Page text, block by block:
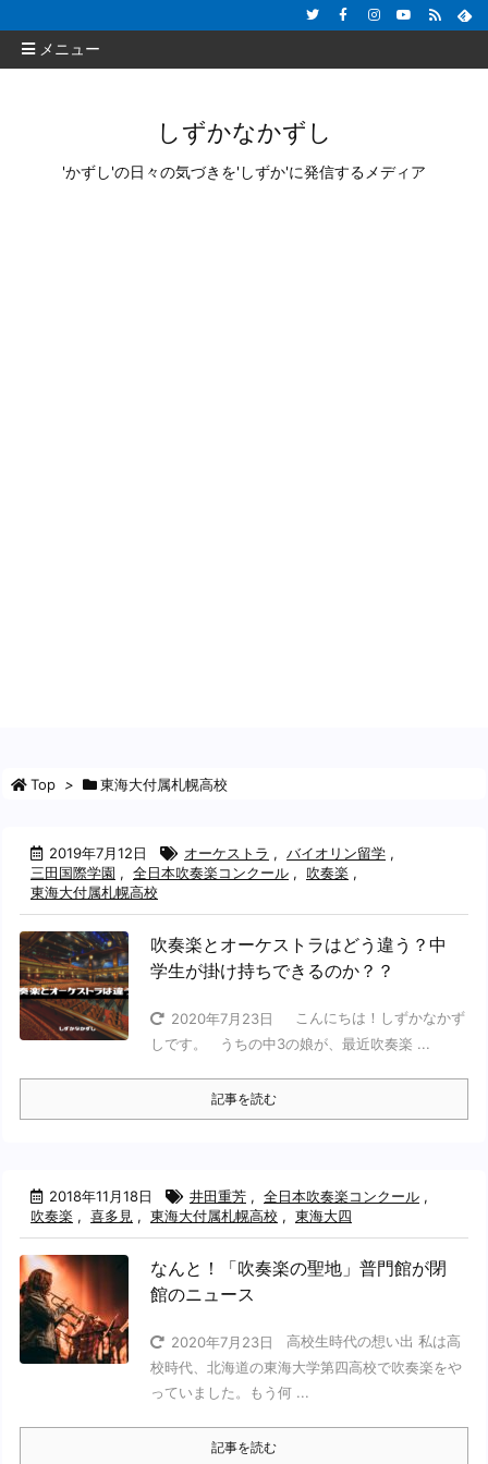
メニュー
しずかなかずし
'かずし'の日々の気づきを'しずか'に発信するメディア
Top > 東海大付属札幌高校
2019年7月12日 オーケストラ , バイオリン留学 ,
三田国際学園 , 全日本吹奏楽コンクール , 吹奏楽 ,
東海大付属札幌高校
吹奏楽とオーケストラはどう違う？中
学生が掛け持ちできるのか？？
2020年7月23日
こんにちは！しずかなかず
しです。 うちの中3の娘が、最近吹奏楽 ...
記事を読む
2018年11月18日 井田重芳 , 全日本吹奏楽コンクール ,
吹奏楽 , 喜多見 , 東海大付属札幌高校 , 東海大四
なんと！「吹奏楽の聖地」普門館が閉
館のニュース
2020年7月23日
高校生時代の想い出 私は高
校時代、北海道の東海大学第四高校で吹奏楽をや
っていました。もう何 ...
記事を読む